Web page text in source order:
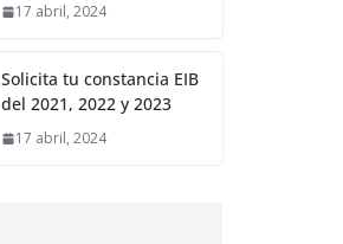
17 abril, 2024
Solicita tu constancia EIB
del 2021, 2022 y 2023
17 abril, 2024